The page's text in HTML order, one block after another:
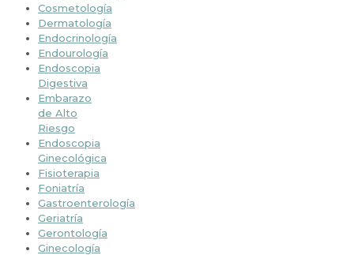
Cosmetología
Dermatología
Endocrinología
Endourología
Endoscopia
Digestiva
Embarazo
de Alto
Riesgo
Endoscopia
Ginecológica
Fisioterapia
Foniatría
Gastroenterología
Geriatría
Gerontología
Ginecología